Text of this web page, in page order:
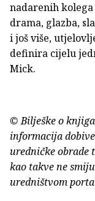
nadarenih kolega
drama, glazba,
i još više,
definira cijelu
Mick.
© Bilješke o
informacija
uredničke obrade
kao takve ne
uredništvom